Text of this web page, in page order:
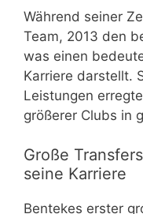
Während seiner
Team, 2013 den
was einen
Karriere darstellt.
Leistungen
größerer Clubs in
Große
seine Karriere
Bentekes erster